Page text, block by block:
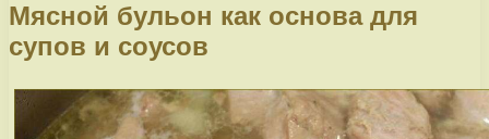
Мясной бульон как основа для
супов и соусов